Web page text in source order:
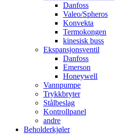
Danfoss
Valeo/Spheros
Konvekta
Termokongen
kinesisk buss
Ekspansjonsventil
Danfoss
Emerson
Honeywell
Vannpumpe
Trykkbryter
Stålbeslag
Kontrollpanel
andre
Beholderkjøler